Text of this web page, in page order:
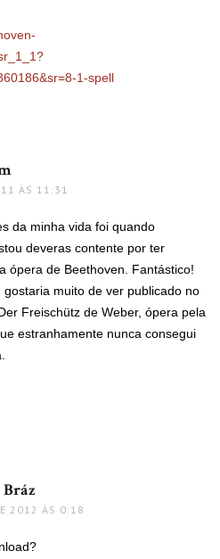
1-spell
ÀS 11:31
da minha vida foi quando
deveras contente por ter
ópera de Beethoven. Fantástico!
muito de ver publicado no
Freischütz de Weber, ópera pela
estranhamente nunca consegui
2012 ÀS 0:18